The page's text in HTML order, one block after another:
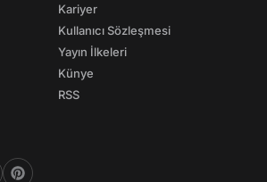
Kariyer
Kullanıcı Sözleşmesi
Yayın İlkeleri
Künye
RSS